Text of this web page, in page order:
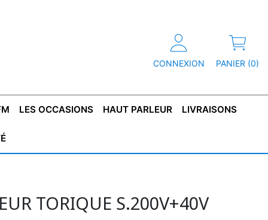
CONNEXION PANIER (0)
DE
LES OCCASIONS HAUT PARLEUR LIVRAISONS
TORIQUE S.200V+40V